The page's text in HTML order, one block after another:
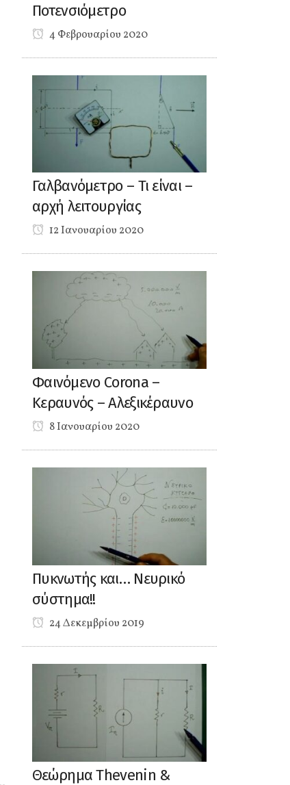
Ποτενσιόμετρο
4 Φεβρουαρίου 2020
Γαλβανόμετρο – Τι είναι –
αρχή λειτουργίας
12 Ιανουαρίου 2020
Φαινόμενο Corona –
Κεραυνός – Αλεξικέραυνο
8 Ιανουαρίου 2020
Πυκνωτής και… Νευρικό
σύστημα!!
24 Δεκεμβρίου 2019
Θεώρημα Thevenin &